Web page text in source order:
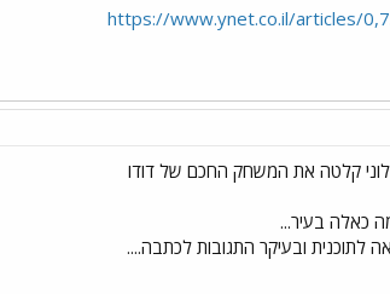
https://www.ynet.co.il/articles/
קלטה את המשחק החכם של דודו
כאלה בעיר...
ובעיקר התגובות לכתבה....